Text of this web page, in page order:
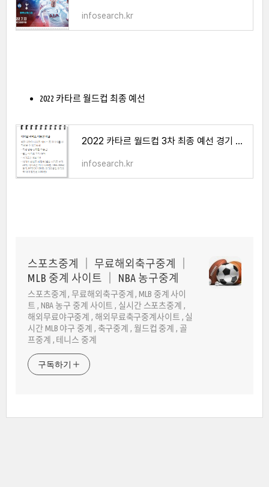
infosearch.kr
2022 카타르 월드컵 최종 예선
2022 카타르 월드컵 3차 최종 예선 경기 일정 - 인포서치
infosearch.kr
스포츠중계 │ 무료해외축구중계 │
MLB 중계 사이트 │ NBA 농구중계
스포츠중계 , 무료해외축구중계 , MLB 중계 사이
트 , NBA 농구 중계 사이트 , 실시간 스포츠중계 ,
해외무료야구중계 , 해외무료축구중계사이트 , 실
시간 MLB 야구 중계 , 축구중계 , 월드컵 중계 , 골
프중계 , 테니스 중계
구독하기